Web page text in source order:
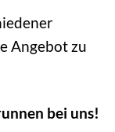
Angebot zu
bei uns!